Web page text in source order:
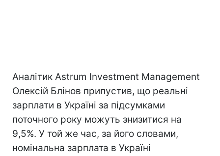
Аналітик Astrum Investment Management
Олексій Блінов припустив, що реальні
зарплати в Україні за підсумками
поточного року можуть знизитися на
9,5%. У той же час, за його словами,
номінальна зарплата в Україні